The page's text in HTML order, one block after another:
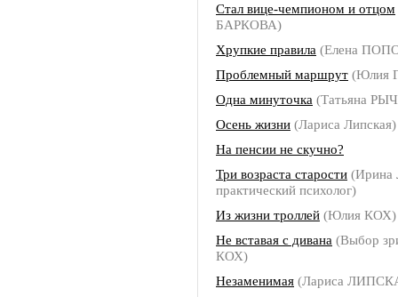
Стал вице-чемпионом и отцом
БАРКОВА)
Хрупкие правила (Елена
Проблемный маршрут (Юлия
Одна минуточка (Татьяна
Осень жизни (Лариса Липская)
На пенсии не скучно?
Три возраста старости
практический психолог)
Из жизни троллей (Юлия КОХ)
Не вставая с дивана (Выбор
КОХ)
Незаменимая (Лариса